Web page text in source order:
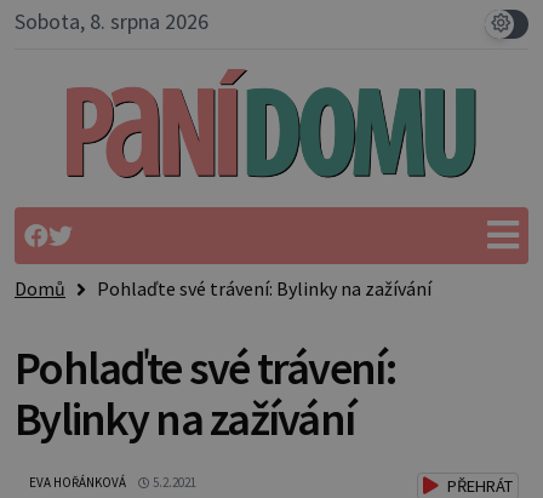
Sobota, 8. srpna 2026
Domů Pohlaďte své trávení: Bylinky na zažívání
Pohlaďte své trávení:
Bylinky na zažívání
EVA HOŘÁNKOVÁ 5.2.2021 PŘEHRÁT